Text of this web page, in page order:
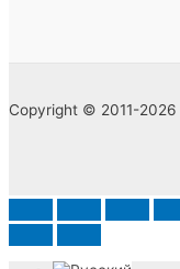
Copyright © 2011-2026